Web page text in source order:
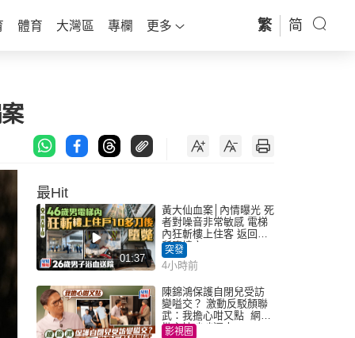
體育 大灣區 專欄 更多 繁 简
最Hit
01:37
黃大仙血案│內情曝光 死
者對噪音非常敏感 電梯
內狂斬樓上住客 返回住
所墮樓亡
突發
4小時前
陳錦鴻保護自閉兒受訪
變嗌交？ 激動反駁顏聯
武：我擔心咁又點 網民
批主持咄咄逼人
影視圈